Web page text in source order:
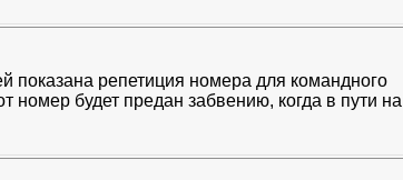
показана репетиция номера для командного
номер будет предан забвению, когда в пути на